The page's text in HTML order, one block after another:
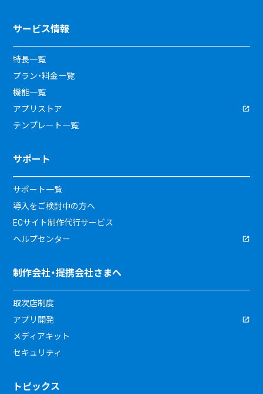
サービス情報
特長一覧
プラン・料金一覧
機能一覧
アプリストア
テンプレート一覧
サポート
サポート一覧
導入をご検討中の方へ
ECサイト制作代行サービス
ヘルプセンター
制作会社・提携会社さまへ
取次店制度
アプリ開発
メディアキット
セキュリティ
トピックス